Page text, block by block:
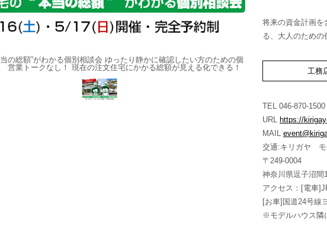
の総額”がわかる個別相談会 ゆったり静かに確認したい方のための個
営業トークなし！ 現在の注文住宅にかかる総額が見える化できる！
注文住宅の“本当の総
別相談会です。 営業
将来の資金計画を
る、大人のための
工務
TEL 046-870-1500
URL https://
MAIL
交通:キリガヤ モ
〒249-0004
神奈川県逗子沼間
アクセス：[電車
[お車]国道24号線
※モデルハウス隣